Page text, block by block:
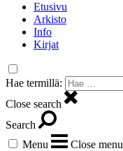
Etusivu
Arkisto
Info
Kirjat
Hae termillä:
Close search
Search
Menu
Close menu